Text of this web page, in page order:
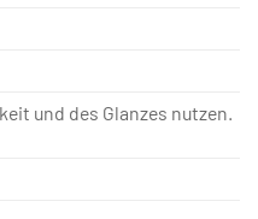
und des Glanzes nutzen.